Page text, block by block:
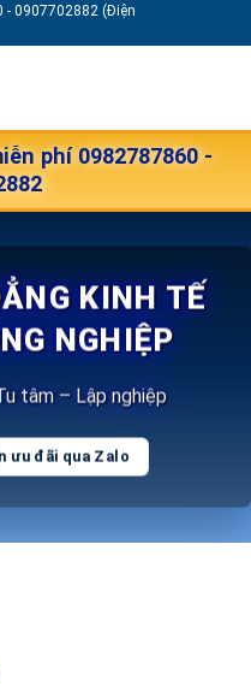
- 0907702882 (Điện
phí 0982787860 -
KINH TẾ
NGHIỆP
tâm – Lập nghiệp
ưu đãi qua Zalo